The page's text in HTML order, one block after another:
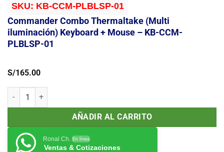
SKU: KB-CCM-PLBLSP-01
Commander Combo Thermaltake (Multi
iluminación) Keyboard + Mouse – KB-CCM-
PLBLSP-01
S/165.00
Commander Combo Thermaltake (Multi iluminación) Keyboard +
AÑADIR AL CARRITO
Ronal Ch. En línea
Ventas & Cotizaciones